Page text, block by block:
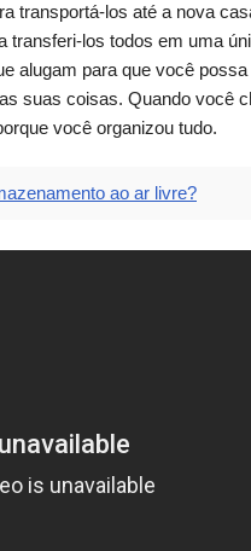
transportá-los até a nova
transferi-los todos em uma
alugam para que você
suas coisas. Quando você
você organizou tudo.
ao ar livre?